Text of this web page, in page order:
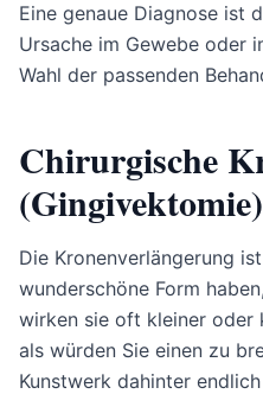
Eine genaue Diagnose ist
Ursache im Gewebe oder
Wahl der passenden
Chirurgische
(Gingivektomie)
Die Kronenverlängerung
wunderschöne Form
wirken sie oft kleiner oder
als würden Sie einen zu
Kunstwerk dahinter